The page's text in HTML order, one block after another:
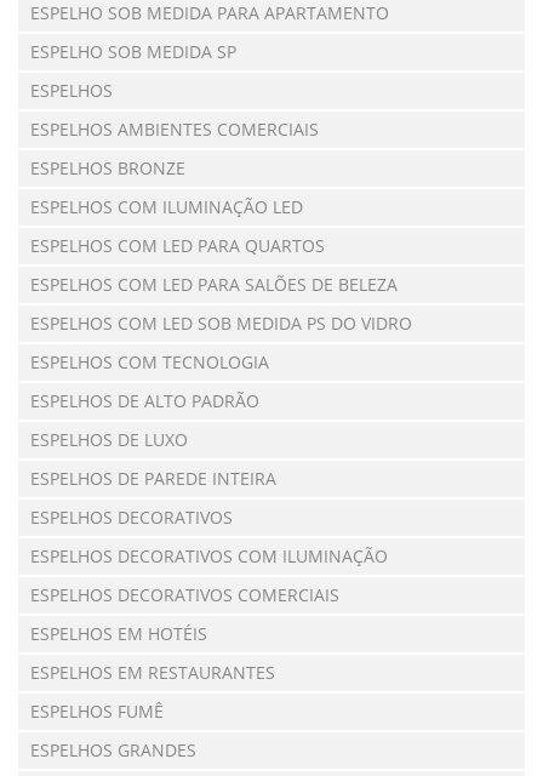
ESPELHO SOB MEDIDA PARA APARTAMENTO
ESPELHO SOB MEDIDA SP
ESPELHOS
ESPELHOS AMBIENTES COMERCIAIS
ESPELHOS BRONZE
ESPELHOS COM ILUMINAÇÃO LED
ESPELHOS COM LED PARA QUARTOS
ESPELHOS COM LED PARA SALÕES DE BELEZA
ESPELHOS COM LED SOB MEDIDA PS DO VIDRO
ESPELHOS COM TECNOLOGIA
ESPELHOS DE ALTO PADRÃO
ESPELHOS DE LUXO
ESPELHOS DE PAREDE INTEIRA
ESPELHOS DECORATIVOS
ESPELHOS DECORATIVOS COM ILUMINAÇÃO
ESPELHOS DECORATIVOS COMERCIAIS
ESPELHOS EM HOTÉIS
ESPELHOS EM RESTAURANTES
ESPELHOS FUMÊ
ESPELHOS GRANDES